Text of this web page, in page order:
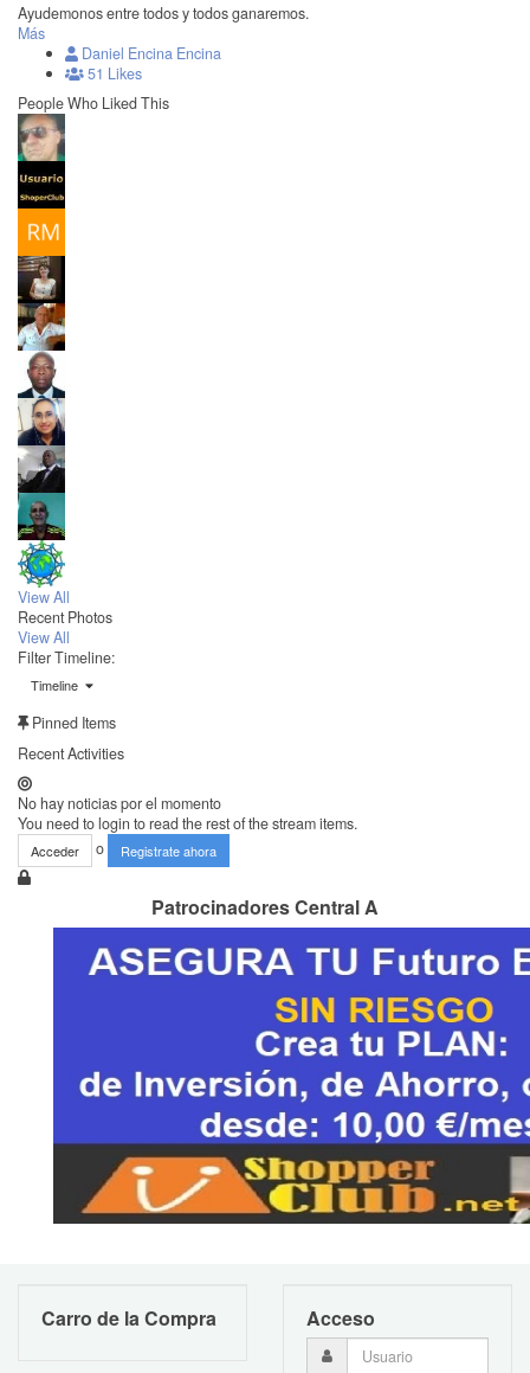
Ayudemonos entre todos y todos ganaremos.
Más
Daniel Encina Encina
51 Likes
People Who Liked This
View All
Recent Photos
View All
Filter Timeline:
Timeline
Pinned Items
Recent Activities
No hay noticias por el momento
You need to login to read the rest of the stream items.
Acceder o Registrate ahora
Patrocinadores Central A
Carro de la Compra Acceso